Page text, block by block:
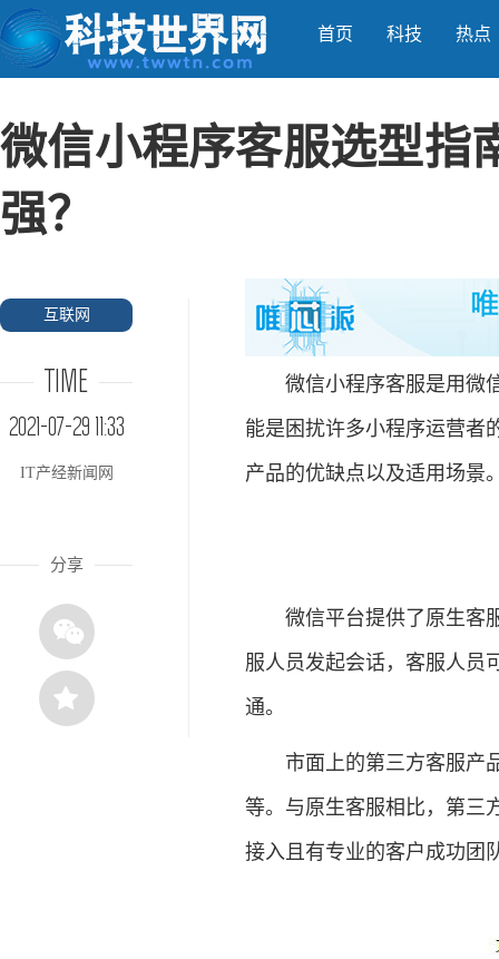
首页 科技 热点
微信小程序客服选型指
强？
互联网
TIME
2021-07-29 11:33
IT产经新闻网
分享
微信小程序客服是用微信
能是困扰许多小程序运营者
产品的优缺点以及适用场景
微信平台提供了原生客服
服人员发起会话，客服人员
通。
市面上的第三方客服产品
等。与原生客服相比，第三
接入且有专业的客户成功团